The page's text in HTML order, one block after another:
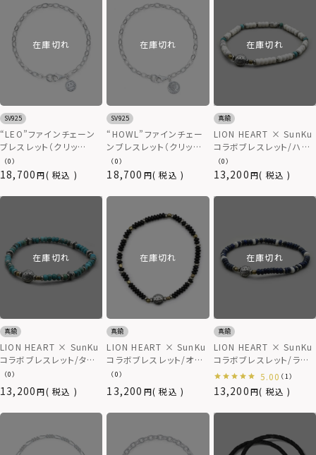
在庫切れ
SV925
“LEO”ファインチェーン
ブレスレット（クリッ
プ/LEO）/シルバー925
18,700 税込
（0）
在庫切れ
SV925
“HOWL”ファインチェー
ンブレスレット（クリッ
プ/HOWL）/シルバー925
18,700 税込
（0）
在庫切れ
真鍮
LION HEART × SunKu
コラボブレスレット/ハウ
ライト/2023年モデル
13,200 税込
（0）
在庫切れ
真鍮
LION HEART × SunKu
コラボブレスレット/ター
コイズ/2023年モデル
13,200 税込
（0）
在庫切れ
真鍮
LION HEART × SunKu
コラボブレスレット/オニ
キス/2023年モデル
13,200 税込
（0）
在庫切れ
真鍮
LION HEART × SunKu
コラボブレスレット/ラピ
スラズリ/2023年モデル
13,200 税込
5.00 （1）